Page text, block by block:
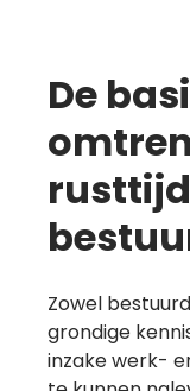
De
Zowel
grondige
inzake werk-